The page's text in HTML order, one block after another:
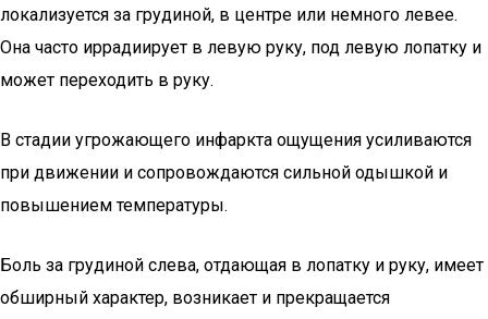
локализуется за грудиной, в центре или немного левее.
Она часто иррадиирует в левую руку, под левую лопатку и
может переходить в руку.
В стадии угрожающего инфаркта ощущения усиливаются
при движении и сопровождаются сильной одышкой и
повышением температуры.
Боль за грудиной слева, отдающая в лопатку и руку, имеет
обширный характер, возникает и прекращается